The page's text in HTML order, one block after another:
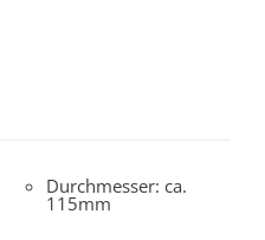
Durchmesser: ca.
115mm